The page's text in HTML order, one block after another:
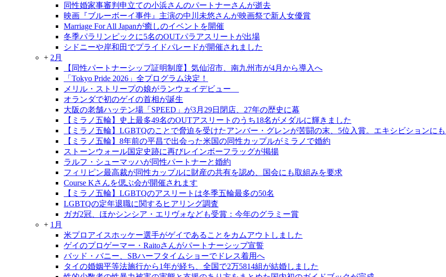
同性婚家事審判申立ての小浜さんのパートナーさんが逝去
映画『ブルーボーイ事件』主演の中川未悠さんが映画祭で新人女優賞
Marriage For All Japanが癒しのイベントを開催
冬季パラリンピックに5名のOUTパラアスリートが出場
シドニーや岸和田でプライドパレードが開催されました
+ 2月
【同性パートナーシップ証明制度】気仙沼市、南九州市が4月から導入へ
「Tokyo Pride 2026」全プログラム決定！
メリル・ストリープの娘がランウェイデビュー
オランダで初のゲイの首相が誕生
大阪の老舗ハッテン場「SPEED」が3月29日閉店、27年の歴史に幕
【ミラノ五輪】史上最多49名のOUTアスリートのうち18名がメダルに輝きました
【ミラノ五輪】LGBTQのことで脅迫を受けたアンバー・グレンが苦闘の末、5位入賞。エキシビションに
【ミラノ五輪】8年前の平昌で出会った米国の同性カップルがミラノで婚約
ストーンウォール国定史跡に再びレインボーフラッグが掲揚
ラルフ・シューマッハが同性パートナーと婚約
フィリピン最高裁が同性カップルに財産の共有を認め、国会にも取組みを要求
Course Kさんを偲ぶ会が開催されます
【ミラノ五輪】LGBTQのアスリートは冬季五輪最多の50名
LGBTQの定年退職に関するヒアリング調査
ガガ2冠、ほかシンシア・エリヴォなども受賞：今年のグラミー賞
+ 1月
米プロアイスホッケー選手がゲイであることをカムアウトしました
ゲイのプロゲーマー・Raitoさんがパートナーシップ宣誓
バッド・バニー、SBハーフタイムショーでドレス着用へ
タイの婚姻平等法施行から1年が経ち、全国で2万5814組が結婚しました